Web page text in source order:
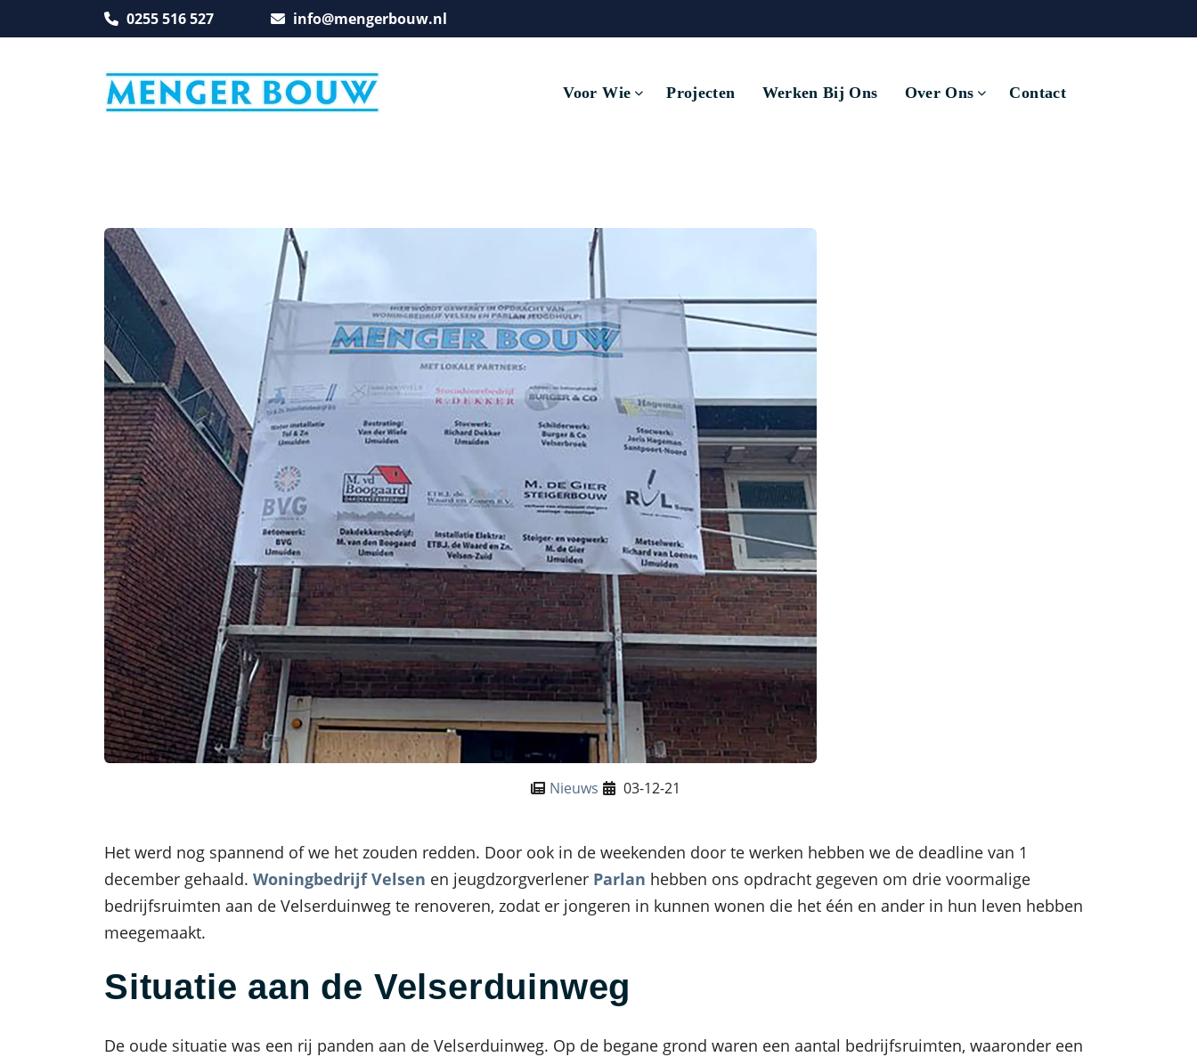
0255 516 527 info@mengerbouw.nl
Voor Wie Projecten Werken Bij Ons Over Ons Contact
Nieuws 03-12-21
Het werd nog spannend of we het zouden redden. Door ook in de weekenden door te werken hebben we de deadline van 1
december gehaald. Woningbedrijf Velsen en jeugdzorgverlener Parlan hebben ons opdracht gegeven om drie voormalige
bedrijfsruimten aan de Velserduinweg te renoveren, zodat er jongeren in kunnen wonen die het één en ander in hun leven hebben
meegemaakt.
Situatie aan de Velserduinweg
De oude situatie was een rij panden aan de Velserduinweg. Op de begane grond waren een aantal bedrijfsruimten, waaronder een